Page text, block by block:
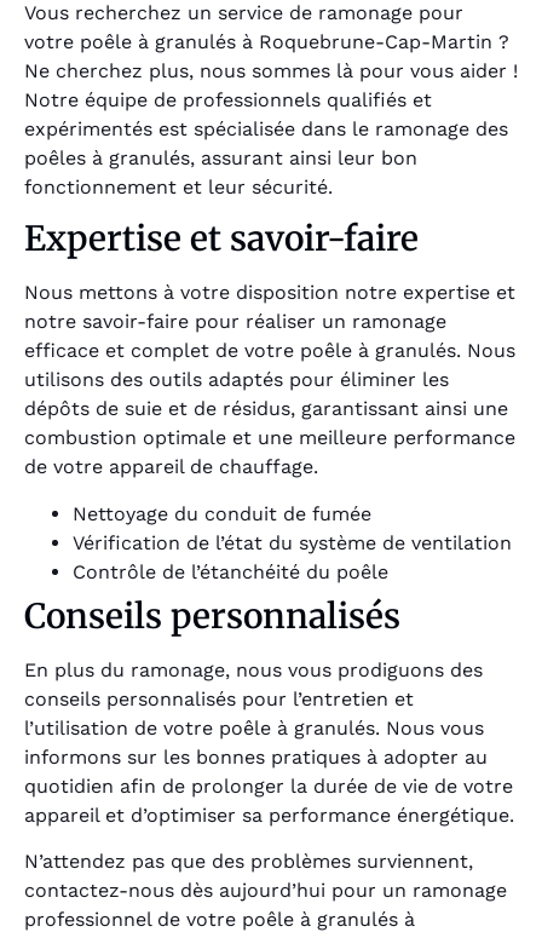
Vous recherchez un service de ramonage pour
votre poêle à granulés à Roquebrune-Cap-Martin ?
Ne cherchez plus, nous sommes là pour vous aider !
Notre équipe de professionnels qualifiés et
expérimentés est spécialisée dans le ramonage des
poêles à granulés, assurant ainsi leur bon
fonctionnement et leur sécurité.
Expertise et savoir-faire
Nous mettons à votre disposition notre expertise et
notre savoir-faire pour réaliser un ramonage
efficace et complet de votre poêle à granulés. Nous
utilisons des outils adaptés pour éliminer les
dépôts de suie et de résidus, garantissant ainsi une
combustion optimale et une meilleure performance
de votre appareil de chauffage.
Nettoyage du conduit de fumée
Vérification de l’état du système de ventilation
Contrôle de l’étanchéité du poêle
Conseils personnalisés
En plus du ramonage, nous vous prodiguons des
conseils personnalisés pour l’entretien et
l’utilisation de votre poêle à granulés. Nous vous
informons sur les bonnes pratiques à adopter au
quotidien afin de prolonger la durée de vie de votre
appareil et d’optimiser sa performance énergétique.
N’attendez pas que des problèmes surviennent,
contactez-nous dès aujourd’hui pour un ramonage
professionnel de votre poêle à granulés à